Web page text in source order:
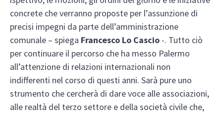
concrete che verranno proposte per l’assunzione di
precisi impegni da parte dell’amministrazione
comunale – spiega Francesco Lo Cascio -. Tutto ciò
per continuare il percorso che ha messo Palermo
all’attenzione di relazioni internazionali non
indifferenti nel corso di questi anni. Sarà pure uno
strumento che cercherà di dare voce alle associazioni,
alle realtà del terzo settore e della società civile che,